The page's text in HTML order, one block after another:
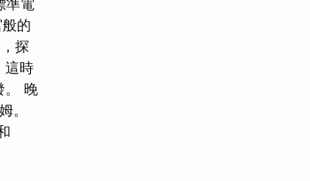
的
探
這時
。 晚
。